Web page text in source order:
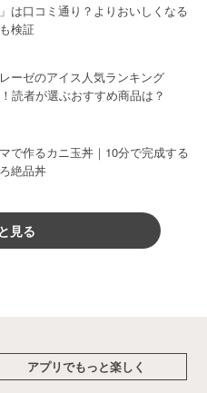
は口コミ通り？よりおいしくなる
検証
ーゼのアイス人気ランキング
読者が選ぶおすすめ商品は？
で作るカニ玉丼｜10分で完成する
絶品丼
見る
アプリでもっと楽しく